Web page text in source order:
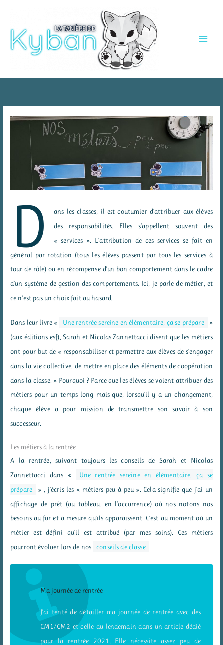
contenu
D
ans les classes, il est coutumier d’attribuer aux élèves
des responsabilités. Elles s’appellent souvent des
« services ». L’attribution de ces services se fait en
général par rotation (tous les élèves passent par tous les services à
tour de rôle) ou en récompense d’un bon comportement dans le cadre
d’un système de gestion des comportements. Ici, je parle de métier, et
ce n’est pas un choix fait au hasard.
Dans leur livre « Une rentrée sereine en élémentaire, ça se prépare
»
(aux éditions esf), Sarah et Nicolas Zannettacci disent que les métiers
ont pour but de « responsabiliser et permettre aux élèves de s’engager
dans la vie collective, de mettre en place des éléments de coopération
dans la classe. » Pourquoi ? Parce que les élèves se voient attribuer des
métiers pour un temps long mais que, lorsqu’il y a un changement,
chaque élève a pour mission de transmettre son savoir à son
successeur.
Les métiers à la rentrée
A la rentrée, suivant toujours les conseils de Sarah et Nicolas
Zannettacci dans «
Une rentrée sereine en élémentaire, ça se
prépare
» , j’écris les « métiers peu à peu ». Cela signifie que j’ai un
affichage de prêt (au tableau, en l’occurrence) où nos notons nos
besoins au fur et à mesure qu’ils apparaissent. C’est au moment où un
métier est défini qu’il est attribué (par mes soins). Ces métiers
pourront évoluer lors de nos
conseils de classe
Ma journée de rentrée
J’ai tenté de détailler ma journée de rentrée avec des
CM1/CM2 et celle du lendemain dans un article dédié
pour la rentrée 2021. Elle nécessite assez peu de